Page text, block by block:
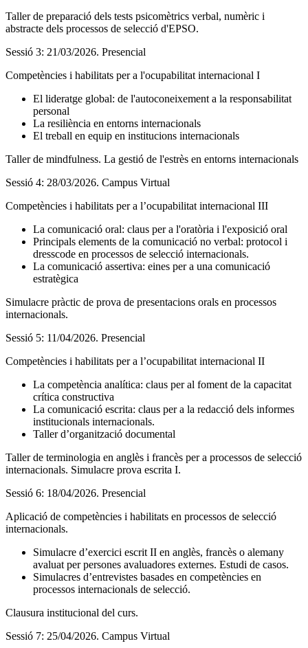
Taller de preparació dels tests psicomètrics verbal, numèric i
abstracte dels processos de selecció d'EPSO.
Sessió 3: 21/03/2026. Presencial
Competències i habilitats per a l'ocupabilitat internacional I
El lideratge global: de l'autoconeixement a la responsabilitat
personal
La resiliència en entorns internacionals
El treball en equip en institucions internacionals
Taller de mindfulness. La gestió de l'estrès en entorns internacionals
Sessió 4: 28/03/2026. Campus Virtual
Competències i habilitats per a l’ocupabilitat internacional III
La comunicació oral: claus per a l'oratòria i l'exposició oral
Principals elements de la comunicació no verbal: protocol i
dresscode en processos de selecció internacionals.
La comunicació assertiva: eines per a una comunicació
estratègica
Simulacre pràctic de prova de presentacions orals en processos
internacionals.
Sessió 5: 11/04/2026. Presencial
Competències i habilitats per a l’ocupabilitat internacional II
La competència analítica: claus per al foment de la capacitat
crítica constructiva
La comunicació escrita: claus per a la redacció dels informes
institucionals internacionals.
Taller d’organització documental
Taller de terminologia en anglès i francès per a processos de selecció
internacionals. Simulacre prova escrita I.
Sessió 6: 18/04/2026. Presencial
Aplicació de competències i habilitats en processos de selecció
internacionals.
Simulacre d’exercici escrit II en anglès, francès o alemany
avaluat per persones avaluadores externes. Estudi de casos.
Simulacres d’entrevistes basades en competències en
processos internacionals de selecció.
Clausura institucional del curs.
Sessió 7: 25/04/2026. Campus Virtual